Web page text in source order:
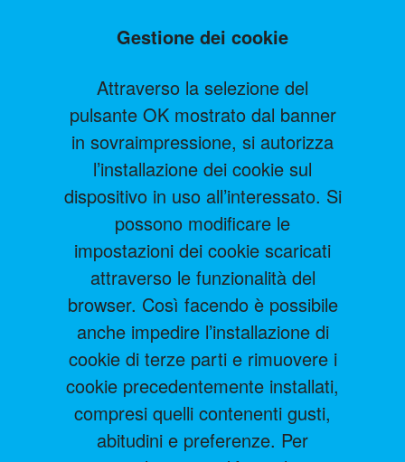
Gestione dei cookie
Attraverso la selezione del
pulsante OK mostrato dal banner
in sovraimpressione, si autorizza
l’installazione dei cookie sul
dispositivo in uso all’interessato. Si
possono modificare le
impostazioni dei cookie scaricati
attraverso le funzionalità del
browser. Così facendo è possibile
anche impedire l’installazione di
cookie di terze parti e rimuovere i
cookie precedentemente installati,
compresi quelli contenenti gusti,
abitudini e preferenze. Per